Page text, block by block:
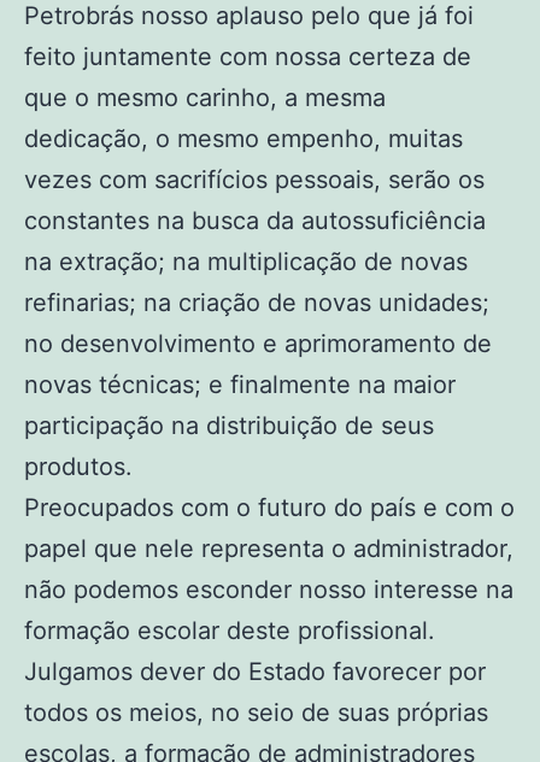
Petrobrás nosso aplauso pelo que já foi
feito juntamente com nossa certeza de
que o mesmo carinho, a mesma
dedicação, o mesmo empenho, muitas
vezes com sacrifícios pessoais, serão os
constantes na busca da autossuficiência
na extração; na multiplicação de novas
refinarias; na criação de novas unidades;
no desenvolvimento e aprimoramento de
novas técnicas; e finalmente na maior
participação na distribuição de seus
produtos.
Preocupados com o futuro do país e com o
papel que nele representa o administrador,
não podemos esconder nosso interesse na
formação escolar deste profissional.
Julgamos dever do Estado favorecer por
todos os meios, no seio de suas próprias
escolas, a formação de administradores